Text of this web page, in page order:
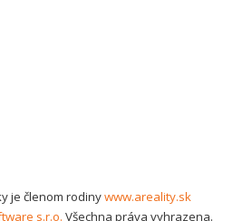
je členom rodinywww.areality.sk
s.r.o. Všechna práva vyhrazena.